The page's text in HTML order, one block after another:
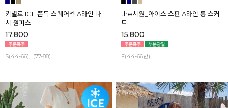
키별로 ICE 쫀득 스퀘어넥 A라인 나
시 원피스
17,800
S(44-66),L(77-88)
the시원_아이스 스판 A라인 롱 스커
트
15,800
F(44-66반)